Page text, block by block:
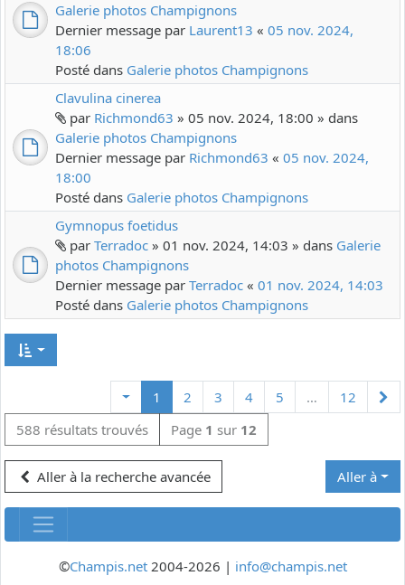
Galerie photos Champignons
Dernier message par Laurent13 « 05 nov. 2024,
18:06
Posté dans Galerie photos Champignons
Clavulina cinerea
par Richmond63 » 05 nov. 2024, 18:00 » dans
Galerie photos Champignons
Dernier message par Richmond63 « 05 nov. 2024,
18:00
Posté dans Galerie photos Champignons
Gymnopus foetidus
par Terradoc » 01 nov. 2024, 14:03 » dans Galerie
photos Champignons
Dernier message par Terradoc « 01 nov. 2024, 14:03
Posté dans Galerie photos Champignons
1 2 3 4 5 … 12
588 résultats trouvés
Page 1 sur 12
Aller à la recherche avancée Aller à
©Champis.net2004-2026 | info@champis.net